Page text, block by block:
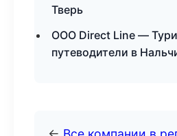
Тверь
ООО Direct Line —
путеводители в